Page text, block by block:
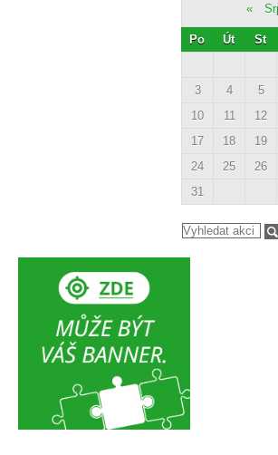
«
Po Út St
3
4 5
10
11 12
17
18 19
24
25 26
31